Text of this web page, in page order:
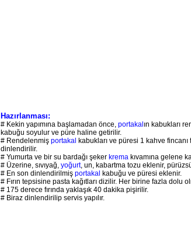
Hazırlanması:
# Kekin yapımına başlamadan önce, portakal ın kabukları
kabuğu soyulur ve püre haline getirilir.
# Rendelenmiş portakal kabukları ve püresi 1 kahve
dinlendirilir.
# Yumurta ve bir su bardağı şeker krema kıvamına gelene
# Üzerine, sıvıyağ, yoğurt, un, kabartma tozu eklenir,
# En son dinlendirilmiş portakal kabuğu ve püresi eklenir.
# Fırın tepsisine pasta kağıtları dizilir. Her birine fazla dolu
# 175 derece fırında yaklaşık 40 dakika pişirilir.
# Biraz dinlendirilip servis yapılır.